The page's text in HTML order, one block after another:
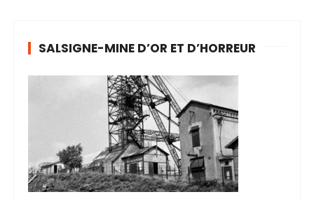
SALSIGNE-MINE D’OR ET D’HORREUR